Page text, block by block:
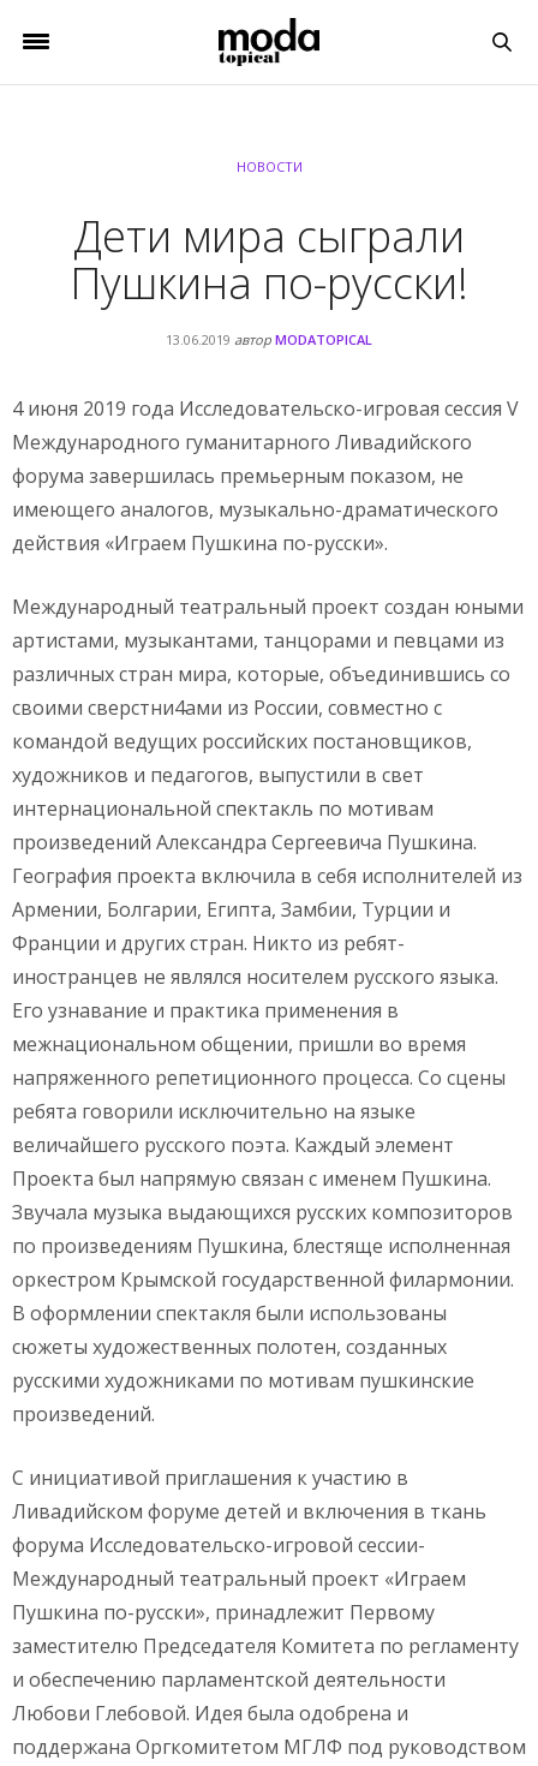
НОВОСТИ
Дети мира сыграли
Пушкина по-русски!
13.06.2019 автор MODATOPICAL
4 июня 2019 года Исследовательско-игровая сессия V
Международного гуманитарного Ливадийского
форума завершилась премьерным показом, не
имеющего аналогов, музыкально-драматического
действия «Играем Пушкина по-русски».
Международный театральный проект создан юными
артистами, музыкантами, танцорами и певцами из
различных стран мира, которые, объединившись со
своими сверстни4ами из России, совместно с
командой ведущих российских постановщиков,
художников и педагогов, выпустили в свет
интернациональной спектакль по мотивам
произведений Александра Сергеевича Пушкина.
География проекта включила в себя исполнителей из
Армении, Болгарии, Египта, Замбии, Турции и
Франции и других стран. Никто из ребят-
иностранцев не являлся носителем русского языка.
Его узнавание и практика применения в
межнациональном общении, пришли во время
напряженного репетиционного процесса. Со сцены
ребята говорили исключительно на языке
величайшего русского поэта. Каждый элемент
Проекта был напрямую связан с именем Пушкина.
Звучала музыка выдающихся русских композиторов
по произведениям Пушкина, блестяще исполненная
оркестром Крымской государственной филармонии.
В оформлении спектакля были использованы
сюжеты художественных полотен, созданных
русскими художниками по мотивам пушкинские
произведений.
С инициативой приглашения к участию в
Ливадийском форуме детей и включения в ткань
форума Исследовательско-игровой сессии-
Международный театральный проект «Играем
Пушкина по-русски», принадлежит Первому
заместителю Председателя Комитета по регламенту
и обеспечению парламентской деятельности
Любови Глебовой. Идея была одобрена и
поддержана Оргкомитетом МГЛФ под руководством